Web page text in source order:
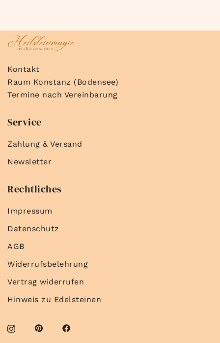
Kontakt
Raum Konstanz (Bodensee)
Termine nach Vereinbarung
Service
Zahlung & Versand
Newsletter
Rechtliches
Impressum
Datenschutz
AGB
Widerrufsbelehrung
Vertrag widerrufen
Hinweis zu Edelsteinen